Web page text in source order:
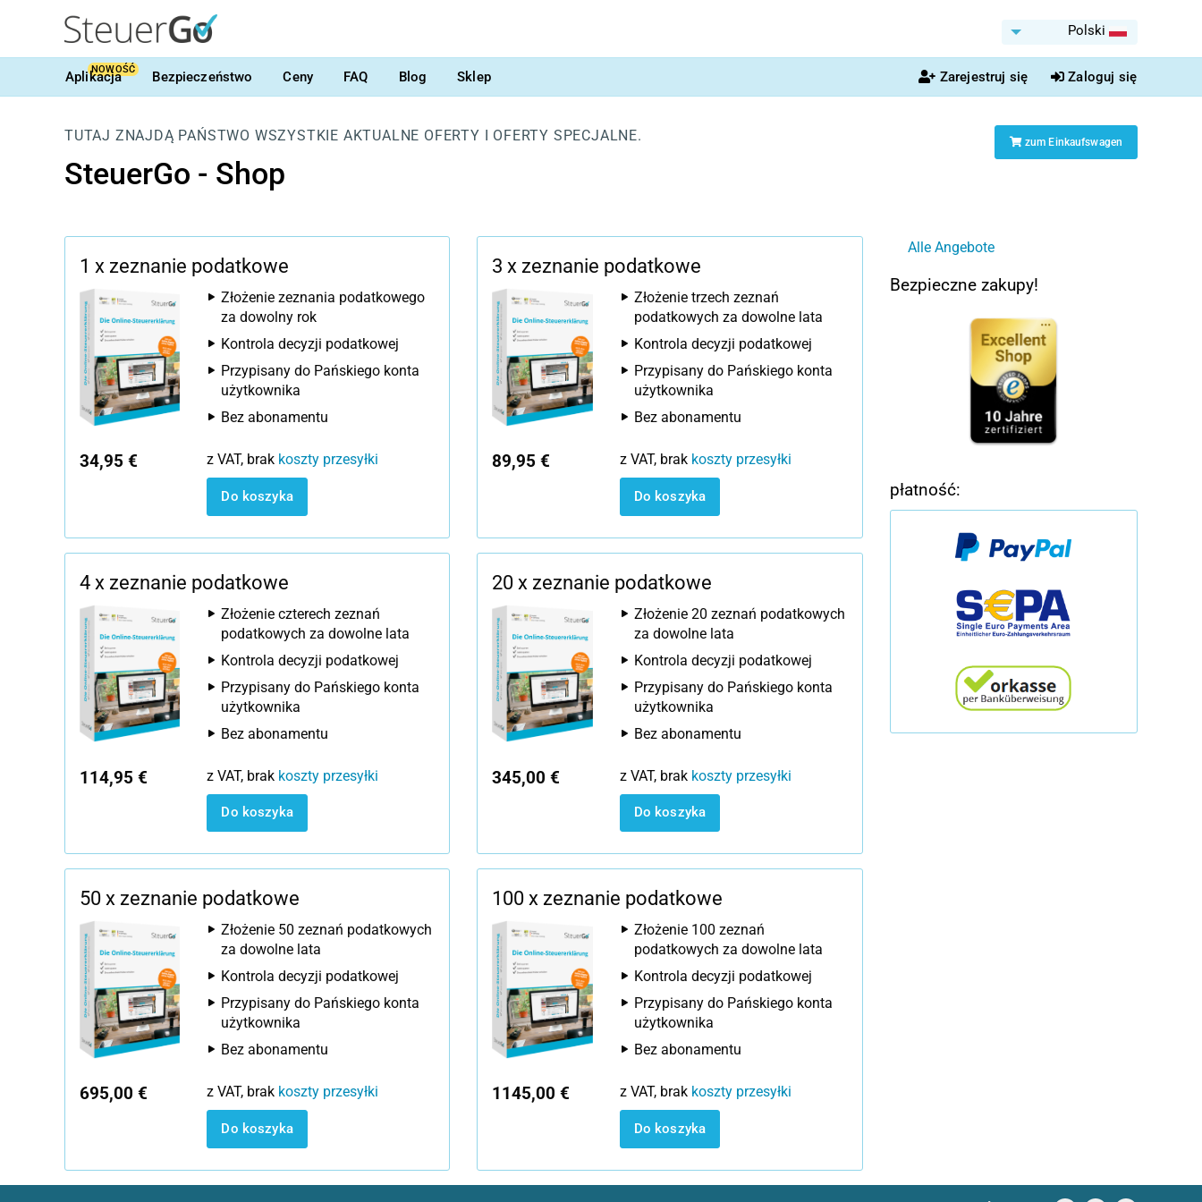
Polski
Aplikacja
NOWOŚĆ Bezpieczeństwo Ceny FAQ Blog Sklep Zarejestruj się Zaloguj się
TUTAJ ZNAJDĄ PAŃSTWO WSZYSTKIE AKTUALNE OFERTY I OFERTY SPECJALNE.
SteuerGo - Shop
zum Einkaufswagen
1 x zeznanie podatkowe
Złożenie zeznania podatkowego
za dowolny rok
Kontrola decyzji podatkowej
Przypisany do Pańskiego konta
użytkownika
Bez abonamentu
34,95 € z VAT, brak koszty przesyłki
Do koszyka
3 x zeznanie podatkowe
Złożenie trzech zeznań
podatkowych za dowolne lata
Kontrola decyzji podatkowej
Przypisany do Pańskiego konta
użytkownika
Bez abonamentu
89,95 € z VAT, brak koszty przesyłki
Do koszyka
4 x zeznanie podatkowe
Złożenie czterech zeznań
podatkowych za dowolne lata
Kontrola decyzji podatkowej
Przypisany do Pańskiego konta
użytkownika
Bez abonamentu
114,95 € z VAT, brak koszty przesyłki
Do koszyka
20 x zeznanie podatkowe
Złożenie 20 zeznań podatkowych
za dowolne lata
Kontrola decyzji podatkowej
Przypisany do Pańskiego konta
użytkownika
Bez abonamentu
345,00 € z VAT, brak koszty przesyłki
Do koszyka
50 x zeznanie podatkowe
Złożenie 50 zeznań podatkowych
za dowolne lata
Kontrola decyzji podatkowej
Przypisany do Pańskiego konta
użytkownika
Bez abonamentu
695,00 € z VAT, brak koszty przesyłki
Do koszyka
100 x zeznanie podatkowe
Złożenie 100 zeznań
podatkowych za dowolne lata
Kontrola decyzji podatkowej
Przypisany do Pańskiego konta
użytkownika
Bez abonamentu
1145,00 € z VAT, brak koszty przesyłki
Do koszyka
Alle Angebote
Bezpieczne zakupy!
płatność: